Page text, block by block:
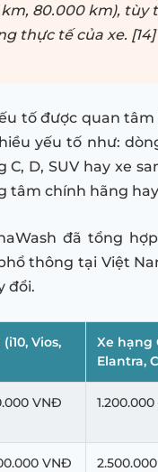
80.000 km), tùy
thực tế của xe. [14]
tố được quan tâm
yếu tố như:
D, SUV hay xe
chính hãng hay
đã tổng
thông tại Việt
đổi.
Vios,
Xe hạng
Elantra,
VNĐ
VNĐ